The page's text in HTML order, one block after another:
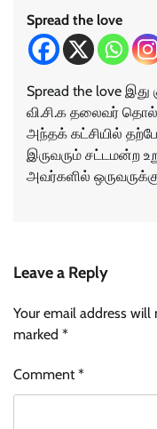
Spread the love
Spread the love
வி.சி.க தலைவர்
அந்தக் கட்சியில்
இருவரும் சட்டமன்ற
அவர்களில்
Leave a Reply
Your email address will
marked *
Comment*